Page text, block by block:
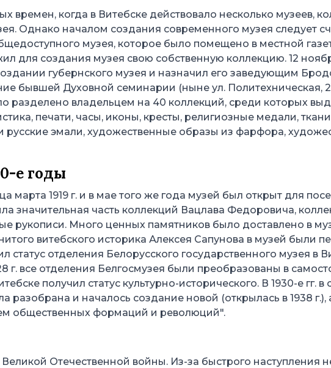
когда в Витебске действовало несколько музеев,
Однако началом создания современного музея следует
музея, которое было помещено в местной
для создания музея свою собственную коллекцию. 12
губернского музея и назначил его заведующим
бывшей Духовной семинарии (ныне ул. Политехническая,
разделено владельцем на 40 коллекций, среди которых
печати, часы, иконы, кресты, религиозные медали,
русские эмали, художественные образы из фарфора,
е годы
1919 г. и в мае того же года музей был открыт для
значительная часть коллекций Вацлава Федоровича,
рукописи. Много ценных памятников было доставлено в
витебского историка Алексея Сапунова в музей были
статус отделения Белорусского государственного музея в
г. все отделения Белгосмузея были преобразованы в
получил статус культурно-исторического. В 1930-е гг. в
разобрана и началось создание новой (открылась в 1938
общественных формаций и революций".
Отечественной войны. Из-за быстрого наступления